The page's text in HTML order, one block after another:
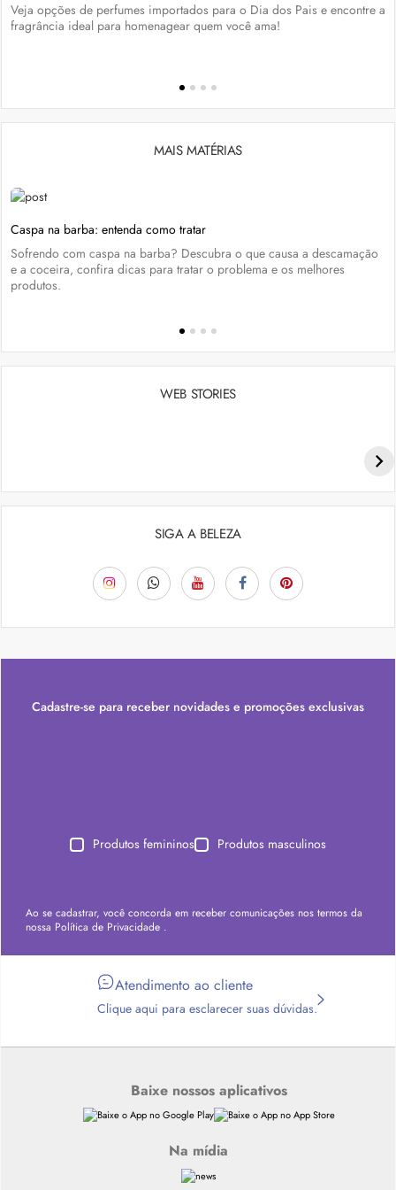
Veja opções de perfumes importados para o Dia dos Pais e encontre a
fragrância ideal para homenagear quem você ama!
MAIS MATÉRIAS
Caspa na barba: entenda como tratar
Sofrendo com caspa na barba? Descubra o que causa a descamação
e a coceira, confira dicas para tratar o problema e os melhores
produtos.
WEB STORIES
SIGA A BELEZA
Cadastre-se para receber novidades e promoções exclusivas
Produtos femininos Produtos masculinos
Ao se cadastrar, você concorda em receber comunicações nos termos da
nossa Política de Privacidade .
Atendimento ao cliente
Clique aqui para esclarecer suas dúvidas.
Baixe nossos aplicativos
Na mídia